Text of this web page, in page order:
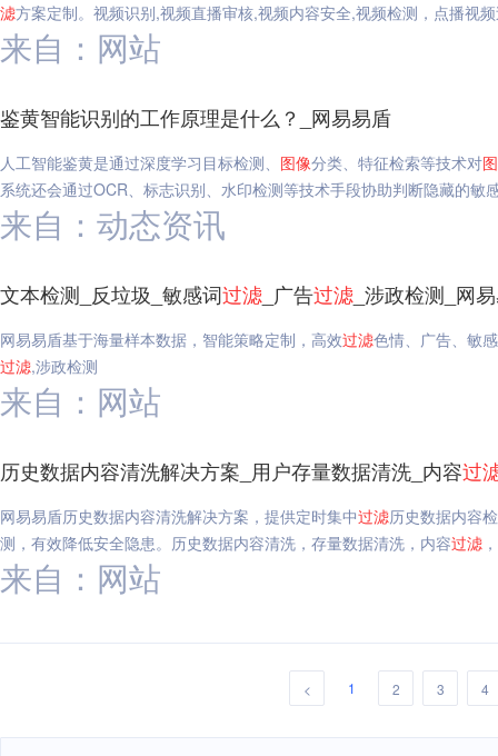
滤方案定制。视频识别,视频直播审核,视频内容安全,视频检测，点播视
来自：网站
鉴黄智能识别的工作原理是什么？_网易易盾
人工智能鉴黄是通过深度学习目标检测、 图像分类、特征检索等技术对
系统还会通过OCR、标志识别、水印检测等技术手段协助判断隐藏的敏
来自：动态资讯
文本检测_反垃圾_敏感词过滤 _广告过滤 _涉政检测_网
网易易盾基于海量样本数据，智能策略定制，高效过滤色情、广告、敏
过滤,涉政检测
来自：网站
历史数据内容清洗解决方案_用户存量数据清洗_内容过
网易易盾历史数据内容清洗解决方案，提供定时集中过滤历史数据内容
测，有效降低安全隐患。历史数据内容清洗，存量数据清洗，内容过滤
来自：网站
< 1 2 3 4